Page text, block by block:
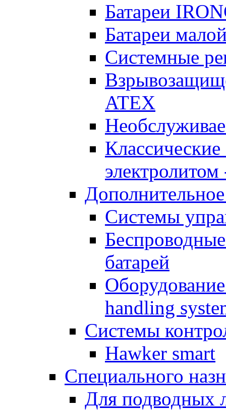
Батареи
Батареи
Системные
ATEX
Системы
батарей
handling
Системы
Hawker smart
Специального
Для подводных